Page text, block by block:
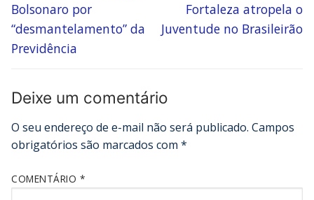
Bolsonaro por
“desmantelamento” da
Previdência
Fortaleza atropela o
Juventude no Brasileirão
Deixe um comentário
O seu endereço de e-mail não será publicado. Campos
obrigatórios são marcados com *
COMENTÁRIO *